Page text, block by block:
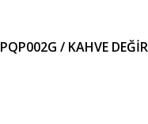
PQP002G / KAHVE